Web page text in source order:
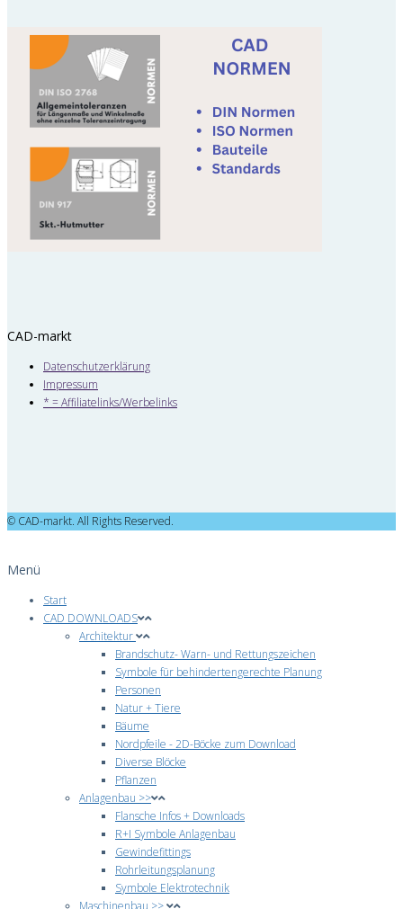
CAD-markt
Datenschutzerklärung
Impressum
* = Affiliatelinks/Werbelinks
© CAD-markt. All Rights Reserved.
Menü
Start
CAD DOWNLOADS
Architektur
Brandschutz- Warn- und Rettungszeichen
Symbole für behindertengerechte Planung
Personen
Natur + Tiere
Bäume
Nordpfeile - 2D-Böcke zum Download
Diverse Blöcke
Pflanzen
Anlagenbau >>
Flansche Infos + Downloads
R+I Symbole Anlagenbau
Gewindefittings
Rohrleitungsplanung
Symbole Elektrotechnik
Maschinenbau >>